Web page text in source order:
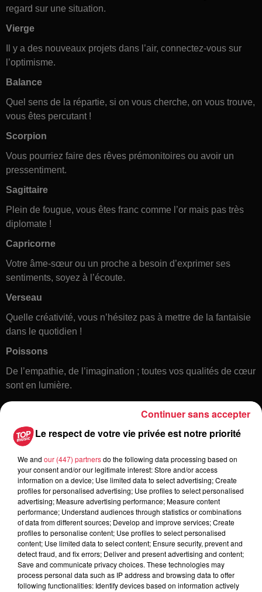
regard sur une situation.
Vierge
Il y a des nouveaux projets dans l’air, connectez-vous sur
l’optimisme.
Balance
Quel sens de la répartie, si on vous cherche, on vous trouve,
vous êtes percutant !
Scorpion
Vous pourriez faire des rêves prémonitoires ou avoir un
pressentiment.
Sagittaire
Plein de fougue, vous êtes franc comme l’or mais pas très
diplomate !
Capricorne
Votre âme-sœur ou un proche a besoin d’exprimer ses
sentiments, soyez à l’écoute.
Verseau
Quelle créativité, vous n’hésitez pas à mettre de la fantaisie
dans le quotidien !
Poissons
De l’empathie, de l’imagination ; toutes vos qualités de cœur
sont en lumière.
Toute l'actu
6 août 2026
À Hoerdt, de l’eau brune sort des
robinets
Le respect de votre vie privée est notre priorité
We and our (447) partnersdo the following data processing based on
your consent and/or our legitimate interest: Store and/or access
information on a device; Use limited data to select advertising; Create
profiles for personalised advertising; Use profiles to select personalised
advertising; Measure advertising performance; Measure content
performance; Understand audiences through statistics or combinations
of data from different sources; Develop and improve services; Create
profiles to personalise content; Use profiles to select personalised
content; Use limited data to select content; Ensure security, prevent and
detect fraud, and fix errors; Deliver and present advertising and content;
Save and communicate privacy choices. These technologies may
process personal data such as IP address and browsing data to offer
following functionalities: Identify devices based on information actively
Continuer sans accepter